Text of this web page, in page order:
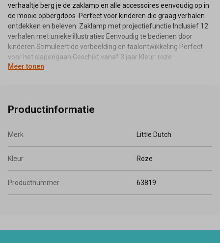
verhaaltje berg je de zaklamp en alle accessoires eenvoudig op in
de mooie opbergdoos. Perfect voor kinderen die graag verhalen
ontdekken en beleven. Zaklamp met projectiefunctie Inclusief 12
verhalen met unieke illustraties Eenvoudig te bedienen door
kinderen Stimuleert de verbeelding en taalontwikkeling Perfect
voor het slapengaan Geschikt vanaf 3 jaar Kleur: roze
Meer tonen
Productinformatie
Merk Little Dutch
Kleur Roze
Productnummer 63819